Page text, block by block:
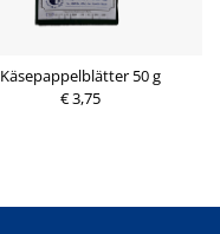
Käsepappelblätter 50 g
€ 3,75